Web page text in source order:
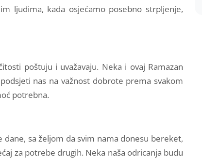
ljudima, kada osjećamo posebno strpljenje,
poštuju i uvažavaju. Neka i ovaj Ramazan
nas na važnost dobrote prema svakom
potrebna.
sa željom da svim nama donesu bereket,
za potrebe drugih. Neka naša odricanja budu